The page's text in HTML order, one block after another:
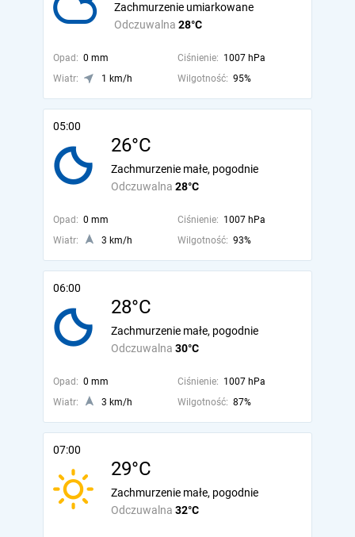
Odczuwalna 28°C
Zachmurzenie umiarkowane
Opad: 0 mm Ciśnienie: 1007 hPa
Wiatr:
1 km/h Wilgotność: 95%
05:00
26°C
Odczuwalna 28°C
Zachmurzenie małe, pogodnie
Opad: 0 mm Ciśnienie: 1007 hPa
Wiatr:
3 km/h Wilgotność: 93%
06:00
28°C
Odczuwalna 30°C
Zachmurzenie małe, pogodnie
Opad: 0 mm Ciśnienie: 1007 hPa
Wiatr:
3 km/h Wilgotność: 87%
07:00
29°C
Odczuwalna 32°C
Zachmurzenie małe, pogodnie